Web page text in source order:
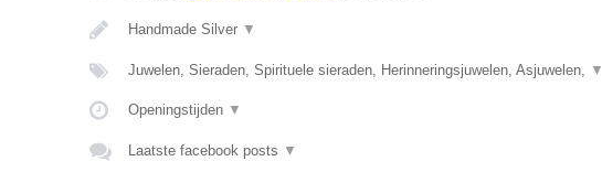
Handmade Silver ▼
Juwelen, Sieraden, Spirituele sieraden, Herinneringsjuwelen, Asjuwelen, ▼
Openingstijden ▼
Laatste facebook posts ▼